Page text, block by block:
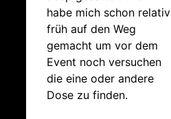
habe mich schon relativ
früh auf den Weg
gemacht um vor dem
Event noch versuchen
die eine oder andere
Dose zu finden.